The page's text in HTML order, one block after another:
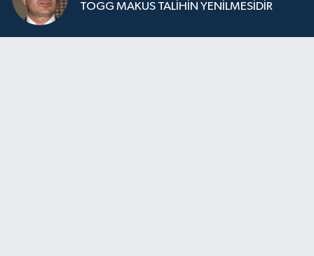
TOGG MAKUS TALİHİN YENİLMESİDİR